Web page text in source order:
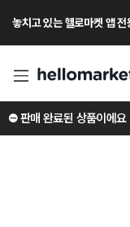
놓치고 있는 헬로마켓 앱
⛔️ 판매 완료된 상품이에요